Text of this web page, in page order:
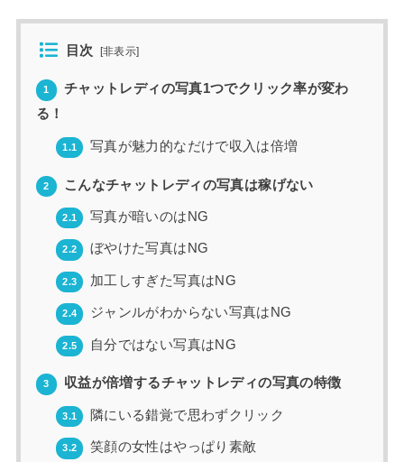
目次 [非表示]
1
チャットレディの写真1つでクリック率が変わ
る！
1.1 写真が魅力的なだけで収入は倍増
2 こんなチャットレディの写真は稼げない
2.1 写真が暗いのはNG
2.2 ぼやけた写真はNG
2.3 加工しすぎた写真はNG
2.4 ジャンルがわからない写真はNG
2.5 自分ではない写真はNG
3 収益が倍増するチャットレディの写真の特徴
3.1 隣にいる錯覚で思わずクリック
3.2 笑顔の女性はやっぱり素敵